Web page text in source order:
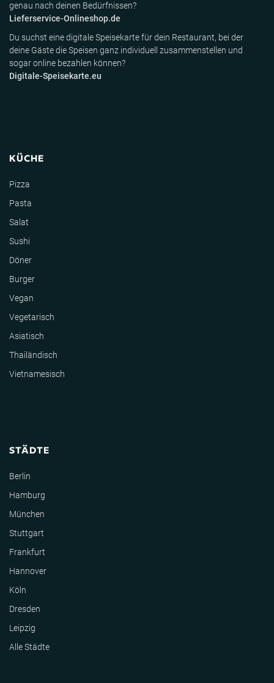
genau nach deinen Bedürfnissen?
Lieferservice-Onlineshop.de
Du suchst eine digitale Speisekarte für dein Restaurant, bei der
deine Gäste die Speisen ganz individuell zusammenstellen und
sogar online bezahlen können?
Digitale-Speisekarte.eu
KÜCHE
Pizza
Pasta
Salat
Sushi
Döner
Burger
Vegan
Vegetarisch
Asiatisch
Thailändisch
Vietnamesisch
STÄDTE
Berlin
Hamburg
München
Stuttgart
Frankfurt
Hannover
Köln
Dresden
Leipzig
Alle Städte